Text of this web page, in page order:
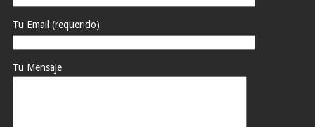
Tu Email (requerido)
Tu Mensaje